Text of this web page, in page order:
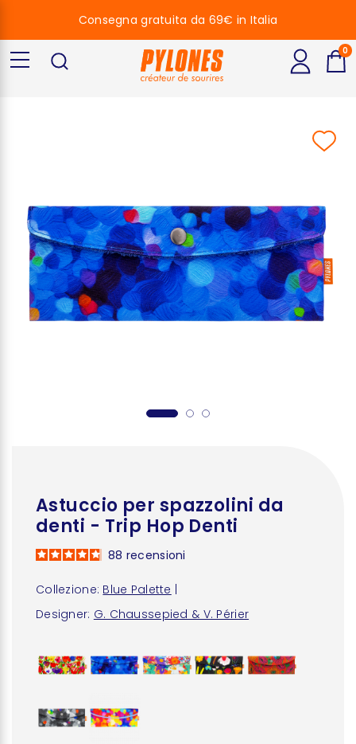
Astuccio per spazzolini da
denti - Trip Hop Denti
Collezione: Blue Palette
Designer: G. Chaussepied & V. Périer
88 recensioni
Consegna gratuita da 69€ in Italia
0